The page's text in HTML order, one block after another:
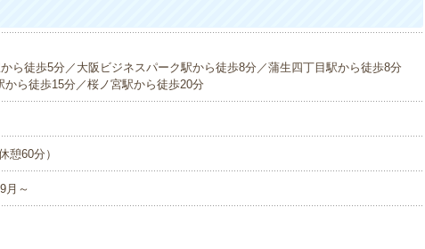
ら徒歩5分／大阪ビジネスパーク駅から徒歩8分／蒲生四丁目駅から徒歩8分
から徒歩15分／桜ノ宮駅から徒歩20分
憩60分）
～